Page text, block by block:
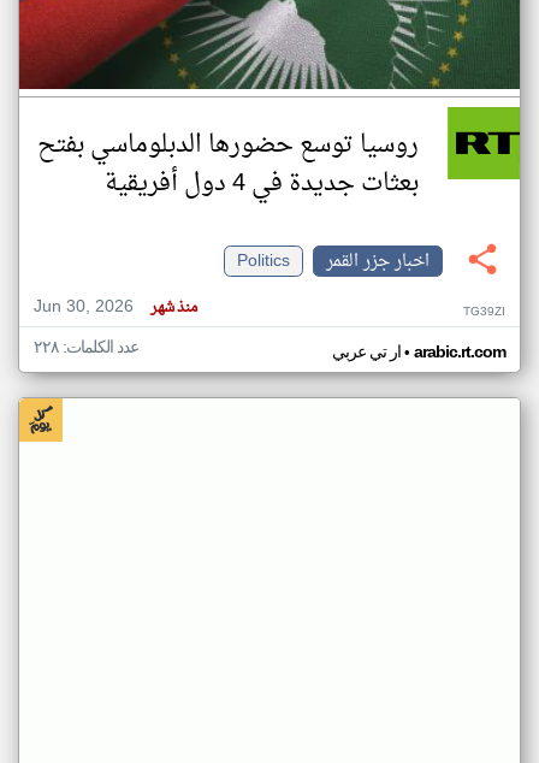
روسيا توسع حضورها الدبلوماسي بفتح
بعثات جديدة في 4 دول أفريقية
اخبار جزر القمر
Politics
Jun 30, 2026
منذ شهر TG39ZI
ار تي عربي• arabic.rt.com عدد الكلمات: ٢٢٨